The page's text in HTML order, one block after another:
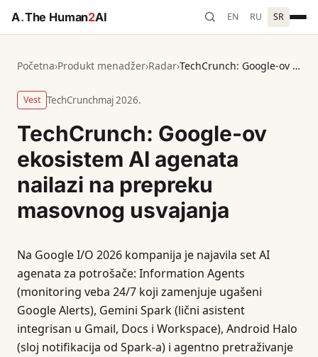
A.The Human2AI EN RU SR
Početna›Produkt menadžer›Radar› TechCrunch: Google-ov ekosistem AI agenata nailazi na prepreku masovnog usvajanja
Vest TechCrunchmaj 2026.
TechCrunch: Google-ov
ekosistem AI agenata
nailazi na prepreku
masovnog usvajanja
Na Google I/O 2026 kompanija je najavila set AI
agenata za potrošače: Information Agents
(monitoring veba 24/7 koji zamenjuje ugašeni
Google Alerts), Gemini Spark (lični asistent
integrisan u Gmail, Docs i Workspace), Android Halo
(sloj notifikacija od Spark-a) i agentno pretraživanje